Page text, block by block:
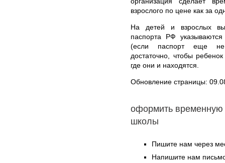
взрослого по цене как за
На детей и взрослых
паспорта РФ
(если паспорт еще не
достаточно, чтобы
где они и находятся.
Обновление страницы:
оформить временную
школы
Пишите нам через
Напишите нам